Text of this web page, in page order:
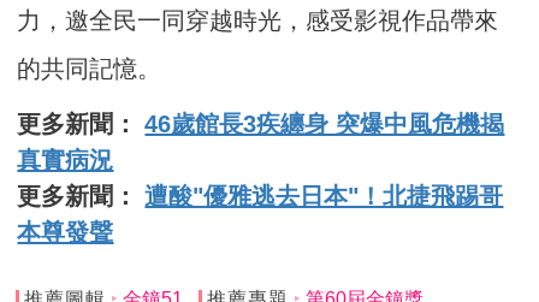
力，邀全民一同穿越時光，感受影視作品帶來
的共同記憶。
更多新聞：46歲館長3疾纏身 突爆中風危機揭
真實病況
更多新聞：遭酸"優雅逃去日本"！北捷飛踢哥
本尊發聲